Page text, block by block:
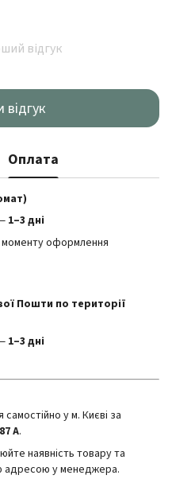
відгук
Оплата
1–3 дні
моменту оформлення
Пошти по території
1–3 дні
у м. Києві за
А.
наявність товару та
адресою у менеджера.